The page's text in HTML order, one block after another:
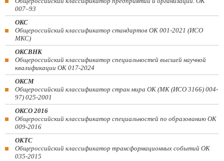
007–93
ОКС
Общероссийский классификатор стандартов ОК 001-2021 (ИСО
МКС)
ОКСВНК
Общероссийский классификатор специальностей высшей научной
квалификации ОК 017-2024
ОКСМ
Общероссийский классификатор стран мира ОК (МК (ИСО 3166) 004-
97) 025-2001
ОКСО 2016
Общероссийский классификатор специальностей по образованию ОК
009-2016
ОКТС
Общероссийский классификатор трансформационных событий ОК
035-2015